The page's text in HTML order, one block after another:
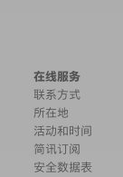
在线服务
联系方式
所在地
活动和时间
简讯订阅
安全数据表